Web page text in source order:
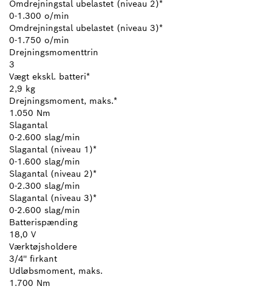
Omdrejningstal ubelastet (niveau 2)*
0-1.300 o/min
Omdrejningstal ubelastet (niveau 3)*
0-1.750 o/min
Drejningsmomenttrin
3
Vægt ekskl. batteri*
2,9 kg
Drejningsmoment, maks.*
1.050 Nm
Slagantal
0-2.600 slag/min
Slagantal (niveau 1)*
0-1.600 slag/min
Slagantal (niveau 2)*
0-2.300 slag/min
Slagantal (niveau 3)*
0-2.600 slag/min
Batterispænding
18,0 V
Værktøjsholdere
3/4'' firkant
Udløbsmoment, maks.
1.700 Nm